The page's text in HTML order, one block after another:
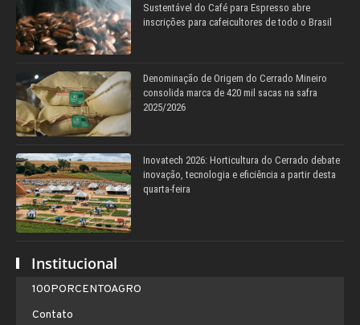
Sustentável do Café para Espresso abre
inscrições para cafeicultores de todo o Brasil
Denominação de Origem do Cerrado Mineiro
consolida marca de 420 mil sacas na safra
2025/2026
Inovatech 2026: Horticultura do Cerrado debate
inovação, tecnologia e eficiência a partir desta
quarta-feira
Institucional
100PORCENTOAGRO
Contato